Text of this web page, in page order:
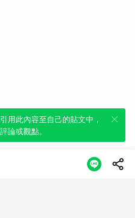
內容，透過發布貼
場。
用此內容至自己的貼文中，
論或觀點。